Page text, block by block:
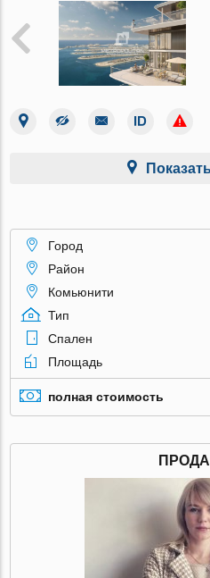
Город
Район
Комьюнити
Тип
Спален
Площадь
полная стоимость